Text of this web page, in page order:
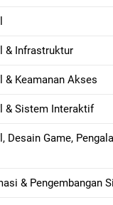
& Infrastruktur
Keamanan Akses
& Sistem Interaktif
Desain Game,
& Pengembangan